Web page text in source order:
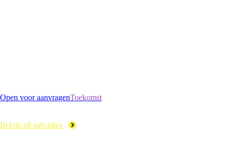
Open voor aanvragenToekomst
Bekijk all subsidies